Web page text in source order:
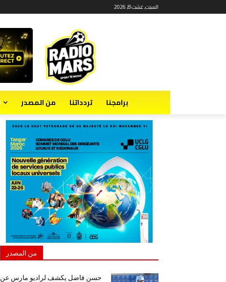
السبت, غشت 8, 2026
برامجنا تردداتنا من المصدر
من المصدر
حسن فاضل يكشف لراديو مارس عن